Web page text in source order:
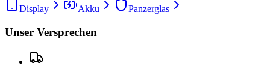
Display Akku Panzerglas
Unser Versprechen